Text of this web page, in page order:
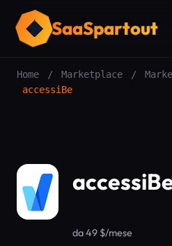
SaaSpartout
Home / Marketplace /
accessiBe
da 49 $/mese